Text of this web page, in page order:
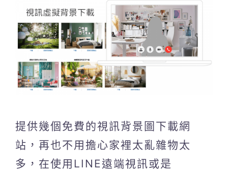
提供幾個免費的視訊背景圖下載網
站，再也不用擔心家裡太亂雜物太
多，在使用LINE遠端視訊或是